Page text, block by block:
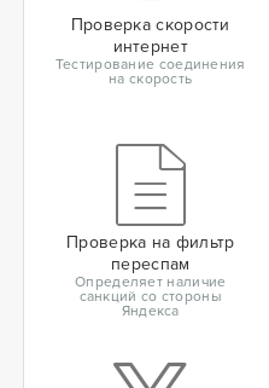
Проверка скорости
интернет
Тестирование соединения
на скорость
Проверка на фильтр
переспам
Определяет наличие
санкций со стороны
Яндекса